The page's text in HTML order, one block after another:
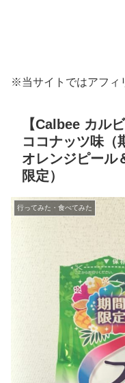
※当サイトではアフィ
【Calbee カル
ココナッツ味（
オレンジピール
限定）
行ってみた・食べてみた